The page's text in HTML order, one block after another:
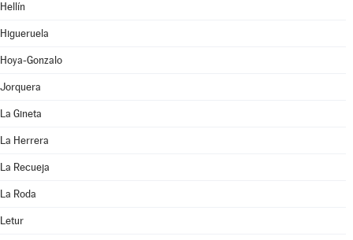
Hellín
Higueruela
Hoya-Gonzalo
Jorquera
La Gineta
La Herrera
La Recueja
La Roda
Letur